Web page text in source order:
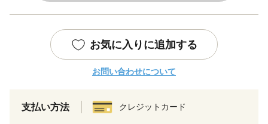
お気に入りに追加する
お問い合わせについて
支払い方法 クレジットカード